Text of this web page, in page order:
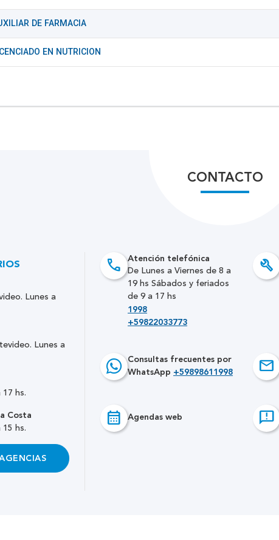
DE FARMACIA
EN NUTRICION
CONTACTO
call Atención telefónica
De Lunes a Viernes de 8 a
19 hs Sábados y feriados
de 9 a 17 hs
1998
+59822033773
build
Consultas frecuentes por
WhatsApp +59898611998 email
calendar_month Agendas web feedback
Lunes a
Lunes a
17 hs.
Costa
15 hs.